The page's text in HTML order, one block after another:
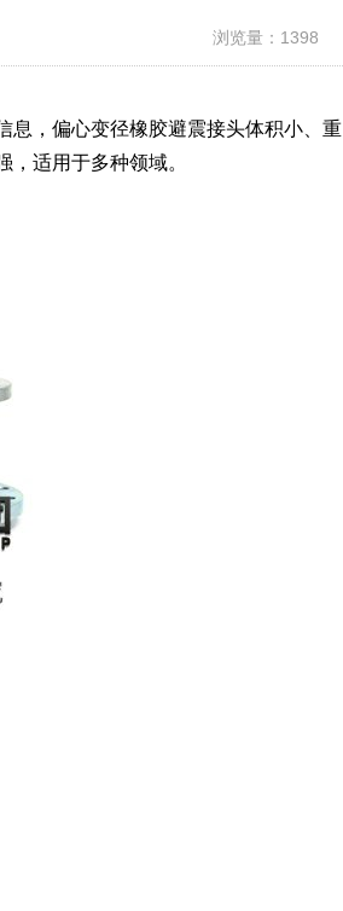
浏览量：1398
息，偏心变径橡胶避震接头体积小、重
适用于多种领域。